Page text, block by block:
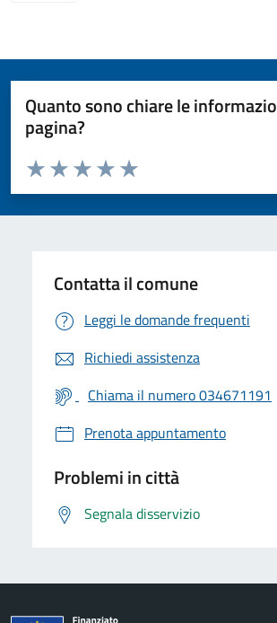
Quanto sono chiare le
pagina?
Valuta da 1 a 5 stelle la pagina
Valuta 5 stelle su 5
Valuta 4 stelle su 5
Valuta 3 stelle su 5
Valuta 2 stelle su 5
Valuta 1 stelle su 5
Contatta il comune
Leggi le domande frequenti
Richiedi assistenza
Chiama il numero 034671191
Prenota appuntamento
Problemi in città
Segnala disservizio